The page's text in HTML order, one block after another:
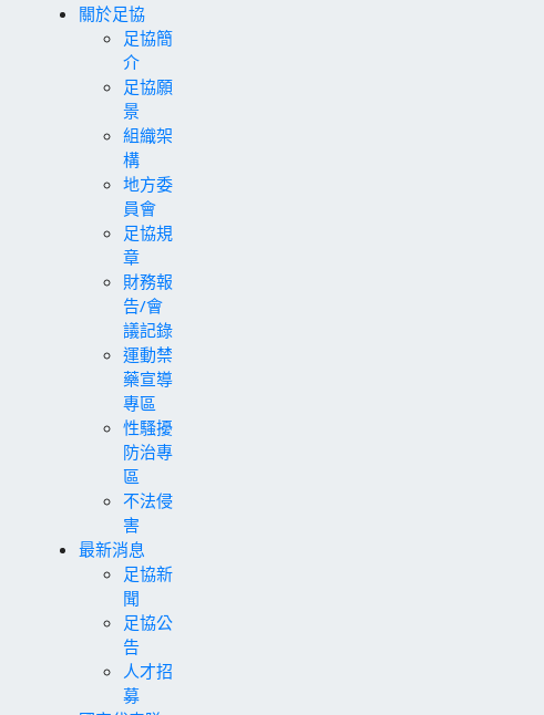
關於足協
足協簡
介
足協願
景
組織架
構
地方委
員會
足協規
章
財務報
告/會
議記錄
運動禁
藥宣導
專區
性騷擾
防治專
區
不法侵
害
最新消息
足協新
聞
足協公
告
人才招
募